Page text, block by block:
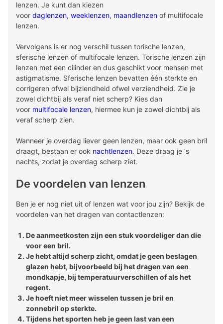
lenzen. Je kunt dan kiezen
voor daglenzen, weeklenzen, maandlenzen of multifocale
lenzen.
Vervolgens is er nog verschil tussen torische lenzen,
sferische lenzen of multifocale lenzen. Torische lenzen zijn
lenzen met een cilinder en dus geschikt voor mensen met
astigmatisme. Sferische lenzen bevatten één sterkte en
corrigeren ofwel bijziendheid ofwel verziendheid. Zie je
zowel dichtbij als veraf niet scherp? Kies dan
voor multifocale lenzen, hiermee kun je zowel dichtbij als
veraf scherp zien.
Wanneer je overdag liever geen lenzen, maar ook geen bril
draagt, bestaan er ook nachtlenzen. Deze draag je ‘s
nachts, zodat je overdag scherp ziet.
De voordelen van lenzen
Ben je er nog niet uit of lenzen wat voor jou zijn? Bekijk de
voordelen van het dragen van contactlenzen:
De aanmeetkosten zijn een stuk voordeliger dan die
voor een bril.
Je hebt altijd scherp zicht, omdat je geen beslagen
glazen hebt, bijvoorbeeld bij het dragen van een
mondkapje, bij temperatuurverschillen of als het
regent.
Je hoeft niet meer wisselen tussen je bril en
zonnebril op sterkte.
Tijdens het sporten heb je geen last van een